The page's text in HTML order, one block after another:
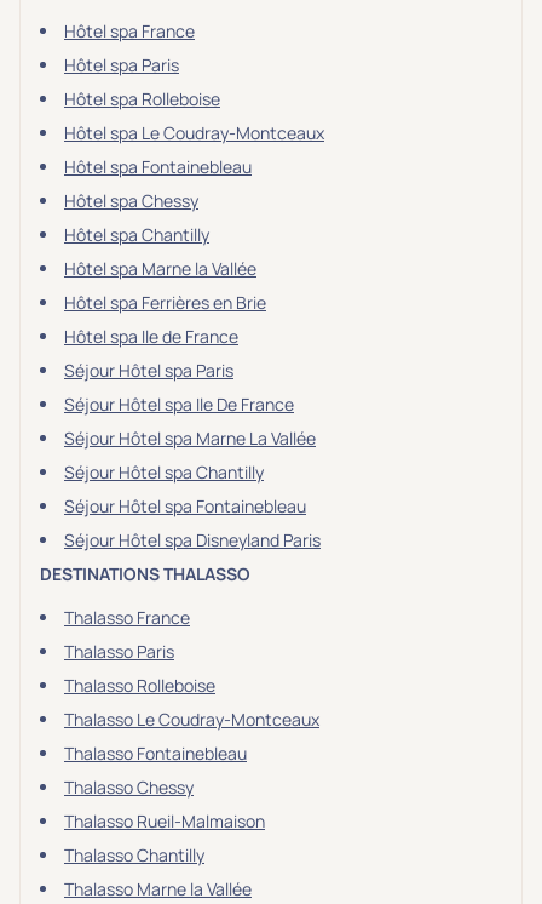
Hôtel spa France
Hôtel spa Paris
Hôtel spa Rolleboise
Hôtel spa Le Coudray-Montceaux
Hôtel spa Fontainebleau
Hôtel spa Chessy
Hôtel spa Chantilly
Hôtel spa Marne la Vallée
Hôtel spa Ferrières en Brie
Hôtel spa Ile de France
Séjour Hôtel spa Paris
Séjour Hôtel spa Ile De France
Séjour Hôtel spa Marne La Vallée
Séjour Hôtel spa Chantilly
Séjour Hôtel spa Fontainebleau
Séjour Hôtel spa Disneyland Paris
DESTINATIONS THALASSO
Thalasso France
Thalasso Paris
Thalasso Rolleboise
Thalasso Le Coudray-Montceaux
Thalasso Fontainebleau
Thalasso Chessy
Thalasso Rueil-Malmaison
Thalasso Chantilly
Thalasso Marne la Vallée